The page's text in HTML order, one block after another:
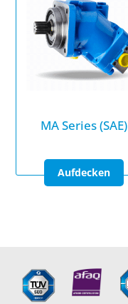
MA Series (SAE)